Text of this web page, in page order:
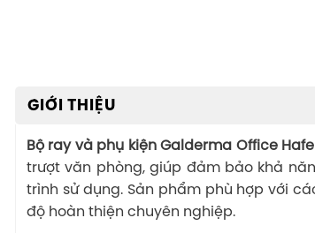
GIỚI THIỆU
Bộ ray và phụ kiện Galderma Office
trượt văn phòng, giúp đảm bảo khả
trình sử dụng. Sản phẩm phù hợp với
độ hoàn thiện chuyên nghiệp.